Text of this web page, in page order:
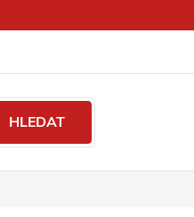
údajů
HLEDAT